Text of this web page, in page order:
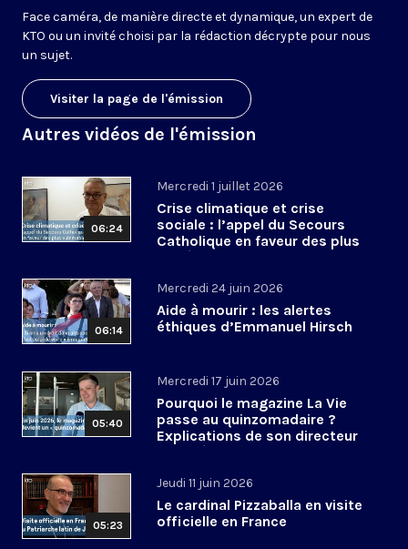
Face caméra, de manière directe et dynamique, un expert de
KTO ou un invité choisi par la rédaction décrypte pour nous
un sujet.
Visiter la page de l'émission
Autres vidéos de l'émission
06:24
Mercredi 1 juillet 2026
Crise climatique et crise
sociale : l’appel du Secours
Catholique en faveur des plus
vulnérables
06:14
Mercredi 24 juin 2026
Aide à mourir : les alertes
éthiques d’Emmanuel Hirsch
05:40
Mercredi 17 juin 2026
Pourquoi le magazine La Vie
passe au quinzomadaire ?
Explications de son directeur
de la rédaction
05:23
Jeudi 11 juin 2026
Le cardinal Pizzaballa en visite
officielle en France